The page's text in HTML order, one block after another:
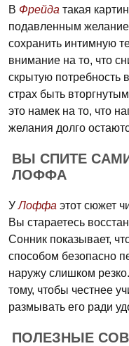
В Фрейда такая
подавленным
сохранить интимную
внимание на то, что
скрытую потребность
страх быть
это намек на то, что
желания долго
ВЫ СПИТЕ
ЛОФФА
УЛоффа этот сюжет
Вы стараетесь
Сонник показывает,
способом безопасно
наружу слишком
тому, чтобы честнее
размывать его ради
ПОЛЕЗНЫЕ